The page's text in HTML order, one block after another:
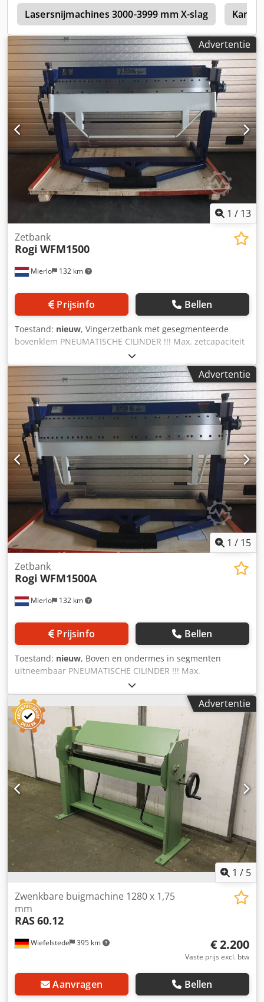
Gewicht: ca. 500 kg Bezichting & proefrun mogelijk na
afspraak.
Lasersnijmachines 3000-3999 mm X-slag
Advertentie
1 / 13
Mierlo 132 km
Zetbank
Rogi WFM1500
Prijsinfo Bellen
Toestand: nieuw, Vingerzetbank met gesegmenteerde
bovenklem PNEUMATISCHE CILINDER !!! Max. zetcapaciteit
over de gehele werklengte ----- 1.5 mm Max. werklengte ----
- 1500 mm Dkodpfx Aega T Dlsfger Max. openingsbreedte -
---- 48 mm Breedte van de vingers ----- 25 | 30 | 35 | 40 |
45 | 50 | 75 | 100 | 150 | 200 | 2x 250 | 275 mm Max.
zethoek ----- 0 - 135 Gewicht ----- 430 KG Breedte ----- 1820
mm Diepte ----- 850 mm Hoogte ----- 1175 mm
Advertentie
1 / 15
Mierlo 132 km
Zetbank
Rogi WFM1500A
Prijsinfo Bellen
Toestand: nieuw, Boven en ondermes in segmenten
uitneembaar PNEUMATISCHE CILINDER !!! Max.
zetcapaciteit over de gehele werklengte ----- 1.5 mm Max.
werklengte ----- 1500 mm Dsdpfjga T A Sjx Afgekr Max.
openingsbreedte ----- 43 mm Breedte van de vingers -----
25 | 30 | 35 | 40 | 45 | 50 | 75 | 100 | 150 | 200 | 2x 250
| 275 mm Max. zethoek ----- 0 - 135 Gewicht ----- 450 KG
Breedte ----- 1820 mm Diepte ----- 850 mm Hoogte -----
1175 mm
Advertentie
1 / 5
Wiefelstede 395 km
Zwenkbare buigmachine 1280 x 1,75
mm
RAS60.12
€ 2.200
Vaste prijs excl. btw
Aanvragen Bellen